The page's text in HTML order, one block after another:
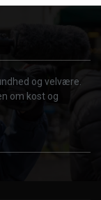
og velvære.
om kost og